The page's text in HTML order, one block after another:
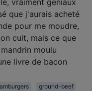
que j'aurais acheté
pour me moudre,
cuit, mais ce que
moulu
livre de bacon
ground-beef